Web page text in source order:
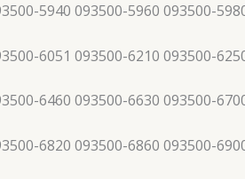
5940 093500-5960 093500-
6051 093500-6210 093500-
6460 093500-6630 093500-
6820 093500-6860 093500-